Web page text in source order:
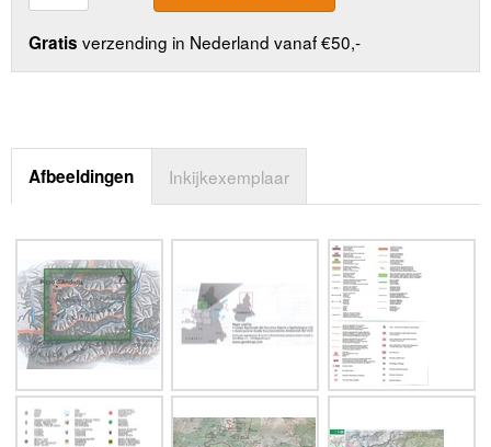
Gratis verzending in Nederland vanaf €50,-
Afbeeldingen Inkijkexemplaar